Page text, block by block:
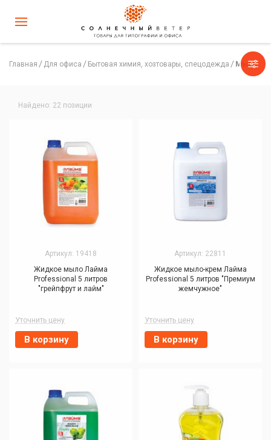
Главная Для офиса Бытовая химия, хозтовары, спецодежда Мыло
Найдено: 22 позиции
Артикул: 19418
Жидкое мыло Лайма
Professional 5 литров
"грейпфрут и лайм"
Уточнить цену
В корзину
Артикул: 22811
Жидкое мыло-крем Лайма
Professional 5 литров "Премиум
жемчужное"
Уточнить цену
В корзину